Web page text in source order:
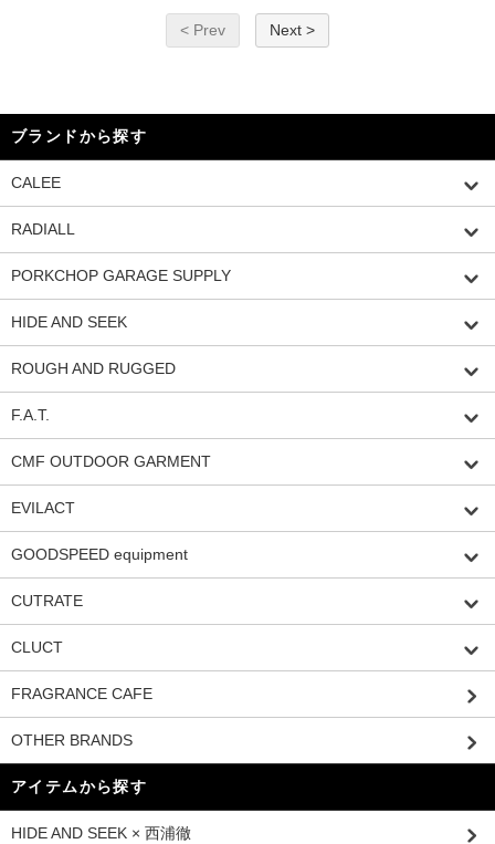
< Prev Next >
ブランドから探す
CALEE
RADIALL
PORKCHOP GARAGE SUPPLY
HIDE AND SEEK
ROUGH AND RUGGED
F.A.T.
CMF OUTDOOR GARMENT
EVILACT
GOODSPEED equipment
CUTRATE
CLUCT
FRAGRANCE CAFE
OTHER BRANDS
アイテムから探す
HIDE AND SEEK × 西浦徹